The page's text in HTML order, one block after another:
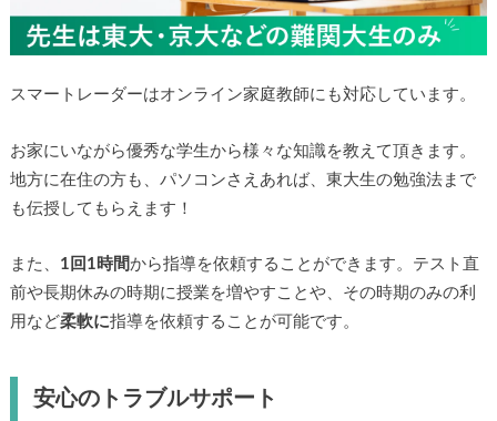
スマートレーダーはオンライン家庭教師にも対応しています。
お家にいながら優秀な学生から様々な知識を教えて頂きます。
地方に在住の方も、パソコンさえあれば、東大生の勉強法まで
も伝授してもらえます！
また、 1回1時間から指導を依頼することができます。テスト直
前や長期休みの時期に授業を増やすことや、その時期のみの利
用など柔軟に指導を依頼することが可能です。
安心のトラブルサポート